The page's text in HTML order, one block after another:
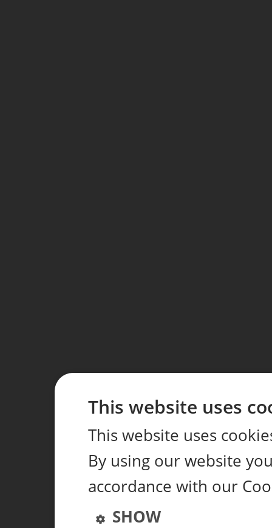
This website uses
This website uses
By using our website
accordance with our
SHOW